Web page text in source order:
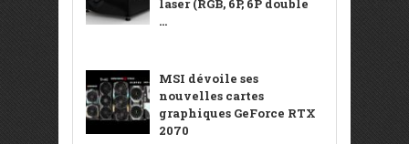
...
MSI dévoile ses
nouvelles cartes
graphiques GeForce RTX
2070